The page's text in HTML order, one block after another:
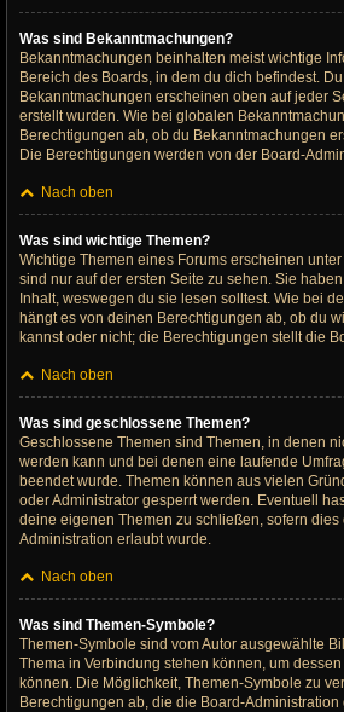
Was sind Bekanntmachungen?
Bekanntmachungen beinhalten meist wichtige
Bereich des Boards, in dem du dich befindest.
Bekanntmachungen erscheinen oben auf jeder
erstellt wurden. Wie bei globalen
Berechtigungen ab, ob du Bekanntmachungen
Die Berechtigungen werden von der Board-
Nach oben
Was sind wichtige Themen?
Wichtige Themen eines Forums erscheinen
sind nur auf der ersten Seite zu sehen. Sie
Inhalt, weswegen du sie lesen solltest. Wie bei
hängt es von deinen Berechtigungen ab, ob du
kannst oder nicht; die Berechtigungen stellt die
Nach oben
Was sind geschlossene Themen?
Geschlossene Themen sind Themen, in denen
werden kann und bei denen eine laufende
beendet wurde. Themen können aus vielen
oder Administrator gesperrt werden. Eventuell
deine eigenen Themen zu schließen, sofern dies
Administration erlaubt wurde.
Nach oben
Was sind Themen-Symbole?
Themen-Symbole sind vom Autor ausgewählte
Thema in Verbindung stehen können, um
können. Die Möglichkeit, Themen-Symbole zu
Berechtigungen ab, die die Board-Administration